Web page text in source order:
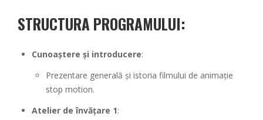
STRUCTURA PROGRAMULUI:
Cunoaștere și introducere:
Prezentare generală și istoria filmului de animație
stop motion.
Atelier de învățare 1: